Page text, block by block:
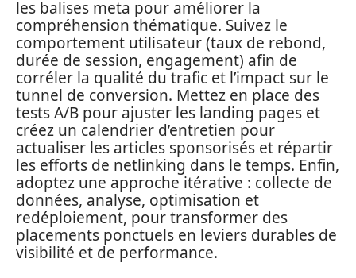
les balises meta pour améliorer la
compréhension thématique. Suivez le
comportement utilisateur (taux de rebond,
durée de session, engagement) afin de
corréler la qualité du trafic et l’impact sur le
tunnel de conversion. Mettez en place des
tests A/B pour ajuster les landing pages et
créez un calendrier d’entretien pour
actualiser les articles sponsorisés et répartir
les efforts de netlinking dans le temps. Enfin,
adoptez une approche itérative : collecte de
données, analyse, optimisation et
redéploiement, pour transformer des
placements ponctuels en leviers durables de
visibilité et de performance.